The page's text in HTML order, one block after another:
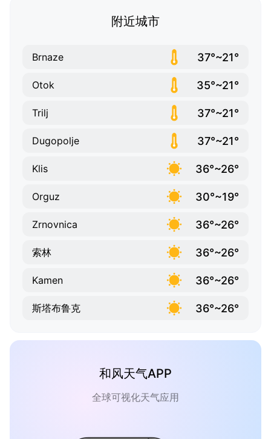
附近城市
Brnaze 37°~21°
Otok 35°~21°
Trilj 37°~21°
Dugopolje 37°~21°
Klis 36°~26°
Orguz 30°~19°
Zrnovnica 36°~26°
索林 36°~26°
Kamen 36°~26°
斯塔布鲁克 36°~26°
和风天气APP
全球可视化天气应用